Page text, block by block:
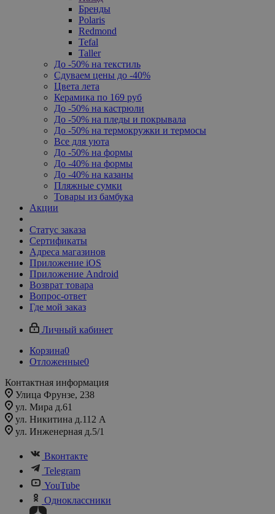
Бренды
Polaris
Redmond
Tefal
Taller
До -50% на текстиль
Сдуваем цены до -40%
Цвета лета
Керамика по 169 руб
До -50% на кастрюли
До -50% на пледы и покрывала
До -50% на термокружки и термосы
Все для уюта
До -50% на формы
До -40% на формы
До -40% на казаны
Пляжные сумки
Товары из бамбука
Акции
Статус заказа
Сертификаты
Адреса магазинов
Приложение iOS
Приложение Android
Возврат товара
Вопрос-ответ
Где мой заказ
Личный кабинет
Корзина0
Отложенные0
Контактная информация
Улица Фрунзе, 238​
ул. Мира д.61
ул. Никитина д.112 А
ул. Инженерная д.5/1
Вконтакте
Telegram
YouTube
Одноклассники